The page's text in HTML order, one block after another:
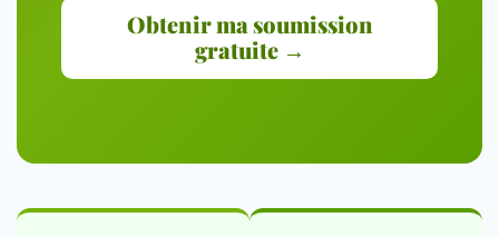
Obtenir ma soumission
gratuite →